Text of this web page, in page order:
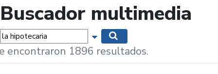
Buscador multimedia
Mostrar opciones de búsqueda
encontraron 1896 resultados.